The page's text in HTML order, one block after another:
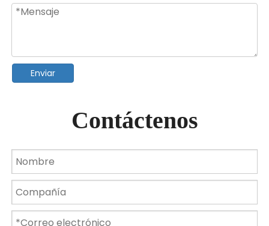
Luz de piscina LED RGB montada en la pared para PC ABS de 24W Luces LED para piscina subacuática RGB multicolor de 18W
Enviar
Contáctenos